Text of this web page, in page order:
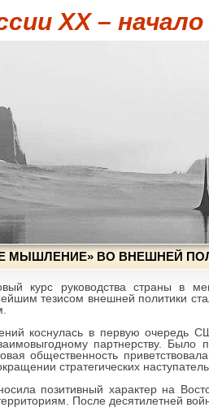
XX – начало
МЫШЛЕНИЕ» ВО ВНЕШНЕЙ
курс руководства страны в
тезисом внешней политики
коснулась в первую очередь
партнерству. Было
общественность
стратегических
позитивный характер на
После десятилетней